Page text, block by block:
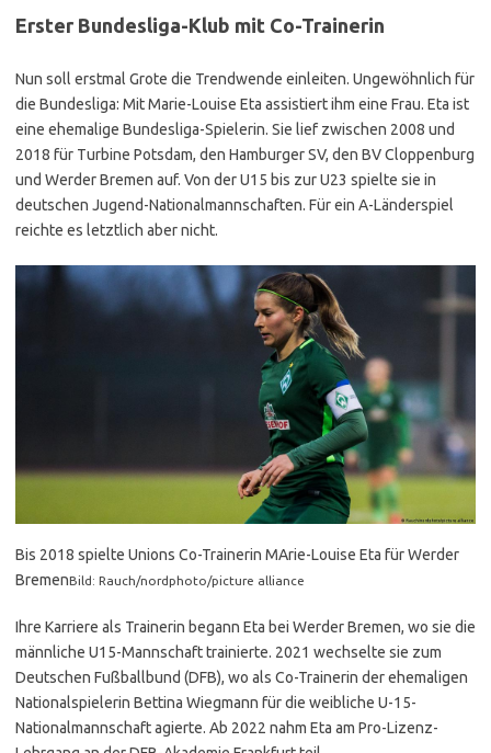
Erster Bundesliga-Klub mit Co-Trainerin
Nun soll erstmal Grote die Trendwende einleiten. Ungewöhnlich für
die Bundesliga: Mit Marie-Louise Eta assistiert ihm eine Frau. Eta ist
eine ehemalige Bundesliga-Spielerin. Sie lief zwischen 2008 und
2018 für Turbine Potsdam, den Hamburger SV, den BV Cloppenburg
und Werder Bremen auf. Von der U15 bis zur U23 spielte sie in
deutschen Jugend-Nationalmannschaften. Für ein A-Länderspiel
reichte es letztlich aber nicht.
Bis 2018 spielte Unions Co-Trainerin MArie-Louise Eta für Werder
BremenBild: Rauch/nordphoto/picture alliance
Ihre Karriere als Trainerin begann Eta bei Werder Bremen, wo sie die
männliche U15-Mannschaft trainierte. 2021 wechselte sie zum
Deutschen Fußballbund (DFB), wo als Co-Trainerin der ehemaligen
Nationalspielerin Bettina Wiegmann für die weibliche U-15-
Nationalmannschaft agierte. Ab 2022 nahm Eta am Pro-Lizenz-